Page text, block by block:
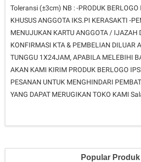
Toleransi (±3cm) NB : -PRODUK BERLOGO
KHUSUS ANGGOTA IKS.PI KERASAKTI -
MENUJUKAN KARTU ANGGOTA / IJAZAH
KONFIRMASI KTA & PEMBELIAN DILUAR
TUNGGU 1X24JAM, APABILA MELEBIHI
AKAN KAMI KIRIM PRODUK BERLOGO
PESANAN UNTUK MENGHINDARI
YANG DAPAT MERUGIKAN TOKO KAMI
Popular Produk